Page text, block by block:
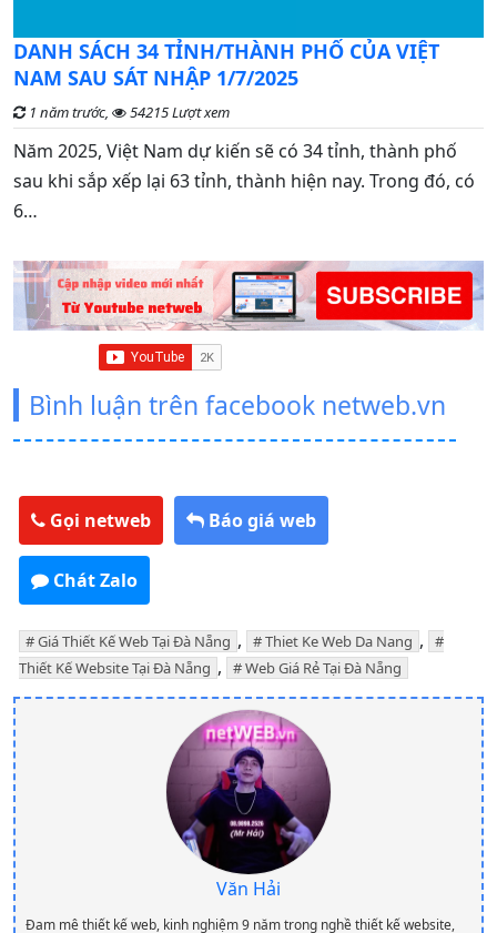
DANH SÁCH 34 TỈNH/THÀNH PHỐ CỦA VIỆT
NAM SAU SÁT NHẬP 1/7/2025
1 năm trước, 54215 Lượt xem
Năm 2025, Việt Nam dự kiến sẽ có 34 tỉnh, thành phố
sau khi sắp xếp lại 63 tỉnh, thành hiện nay. Trong đó, có
6…
Bình luận trên facebook netweb.vn
Gọi netweb Báo giá web
Chát Zalo
Giá Thiết Kế Web Tại Đà Nẵng , Thiet Ke Web Da Nang ,
Thiết Kế Website Tại Đà Nẵng , Web Giá Rẻ Tại Đà Nẵng
Văn Hải
Đam mê thiết kế web, kinh nghiệm 9 năm trong nghề thiết kế website,